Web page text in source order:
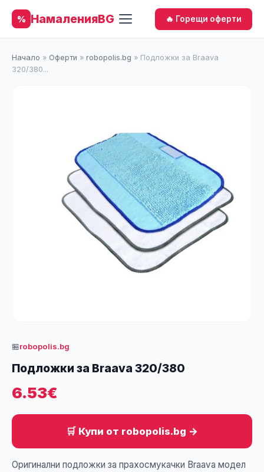
% НамаленияBG 🔥 Горещи оферти
Начало » Оферти » robopolis.bg » Подложки за Braava
320/380...
🏪robopolis.bg
Подложки за Braava 320/380
6.53€
🛒 Купи от robopolis.bg →
Оригинални подложки за прахосмукачки Braava модел